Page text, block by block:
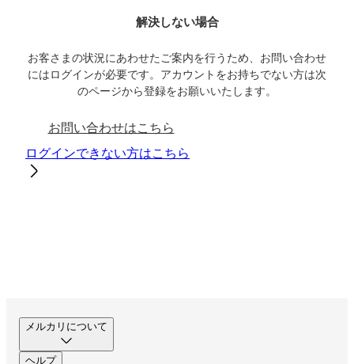
解決しない場合
お客さまの状況にあわせたご案内を行うため、お問い合わせ
にはログインが必要です。アカウントをお持ちでない方は次
のページから登録をお願いいたします。
お問い合わせはこちら
ログインできない方はこちら
メルカリについて
ヘルプ